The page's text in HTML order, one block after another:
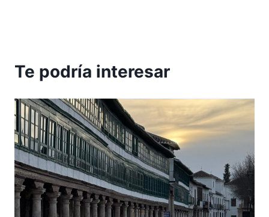
Te podría interesar